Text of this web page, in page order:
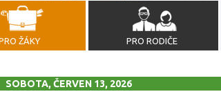
ŽÁKY PRO RODIČE
SOBOTA, ČERVEN 13, 2026